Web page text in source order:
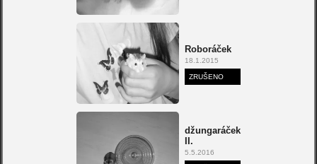
Roboráček
18.1.2015
ZRUŠENO
džungaráček
II.
5.5.2016